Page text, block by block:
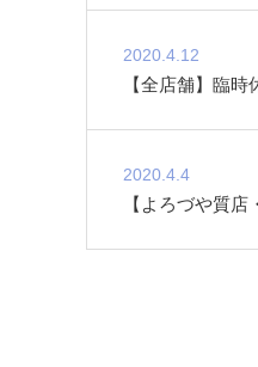
2020.4.12
【全店舗】臨
2020.4.4
【よろづや質